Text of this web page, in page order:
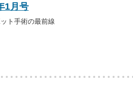
1月号
ト手術の最前線